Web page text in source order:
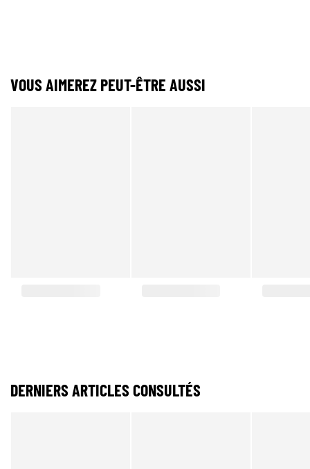
VOUS AIMEREZ PEUT-ÊTRE AUSSI
DERNIERS ARTICLES CONSULTÉS